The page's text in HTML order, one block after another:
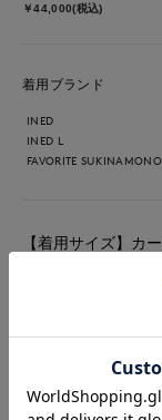
￥44,000(税込)
着用ブランド
INED
INED L
FAVORITE SUKINAMONO
【着用サイズ】カ
ージュ バッグ：
用出来ます。 シア
ンを合わせると、